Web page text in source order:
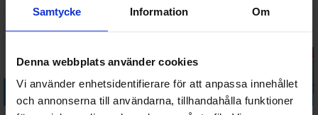
Samtycke Information Om
Denna webbplats använder cookies
Vi använder enhetsidentifierare för att anpassa innehållet
och annonserna till användarna, tillhandahålla funktioner
- 6mm
54 SEK
Foam (1 st)
174 SEK
Texture
73 SEK
Köp Köp Köp Köp